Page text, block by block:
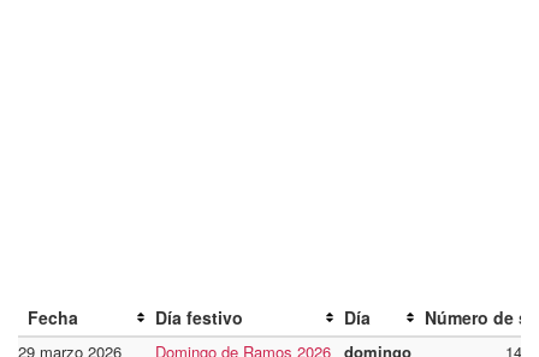
Fecha Día festivo Día Número de
29 marzo 2026 Domingo de Ramos 2026 domingo
14